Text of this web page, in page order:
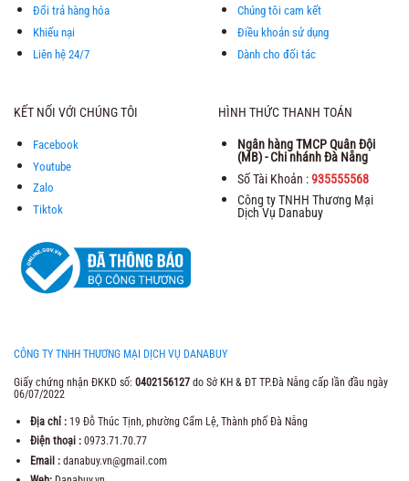
Đổi trả hàng hóa
Khiếu nại
Liên hệ 24/7
Chúng tôi cam kết
Điều khoản sử dụng
Dành cho đối tác
KẾT NỐI VỚI CHÚNG TÔI
Facebook
Youtube
Zalo
Tiktok
HÌNH THỨC THANH TOÁN
Ngân hàng TMCP Quân Đội
(MB) - Chi nhánh Đà Nẵng
Số Tài Khoản :935555568
Công ty TNHH Thương Mại
Dịch Vụ Danabuy
CÔNG TY TNHH THƯƠNG MẠI DỊCH VỤ DANABUY
Giấy chứng nhận ĐKKD số: 0402156127 do Sở KH & ĐT TP.Đà Nẵng cấp lần đầu ngày
06/07/2022
Địa chỉ :19 Đỗ Thúc Tịnh, phường Cẩm Lệ, Thành phố Đà Nẵng
Điện thoại :0973.71.70.77
Email : danabuy.vn@gmail.com